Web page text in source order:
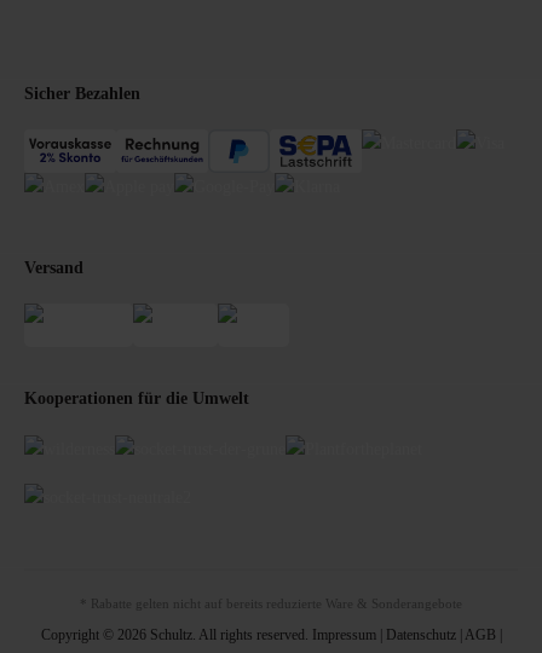
Sicher Bezahlen
Versand
Kooperationen für die Umwelt
* Rabatte gelten nicht auf bereits reduzierte Ware & Sonderangebote
Copyright © 2026 Schultz. All rights reserved. Impressum| Datenschutz| AGB